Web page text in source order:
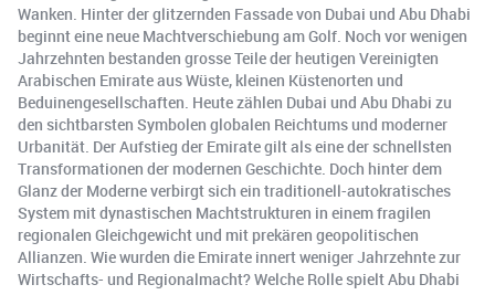
Wanken. Hinter der glitzernden Fassade von Dubai und Abu Dhabi
beginnt eine neue Machtverschiebung am Golf. Noch vor wenigen
Jahrzehnten bestanden grosse Teile der heutigen Vereinigten
Arabischen Emirate aus Wüste, kleinen Küstenorten und
Beduinengesellschaften. Heute zählen Dubai und Abu Dhabi zu
den sichtbarsten Symbolen globalen Reichtums und moderner
Urbanität. Der Aufstieg der Emirate gilt als eine der schnellsten
Transformationen der modernen Geschichte. Doch hinter dem
Glanz der Moderne verbirgt sich ein traditionell-autokratisches
System mit dynastischen Machtstrukturen in einem fragilen
regionalen Gleichgewicht und mit prekären geopolitischen
Allianzen. Wie wurden die Emirate innert weniger Jahrzehnte zur
Wirtschafts- und Regionalmacht? Welche Rolle spielt Abu Dhabi